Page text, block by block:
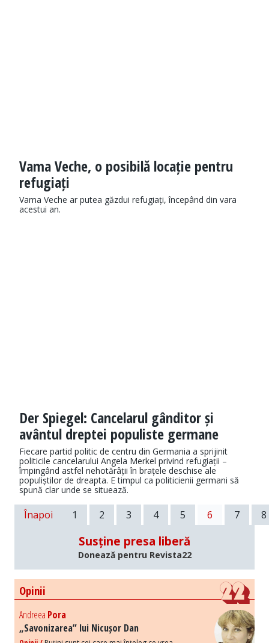
Vama Veche, o posibilă locație pentru
refugiați
Vama Veche ar putea găzdui refugiați, începând din vara
acestui an.
Der Spiegel: Cancelarul gânditor și
avântul dreptei populiste germane
Fiecare partid politic de centru din Germania a sprijinit
politicile cancelarului Angela Merkel privind refugiații –
împingând astfel nehotărâții în brațele deschise ale
populiștilor de dreapta. E timpul ca politicienii germani să
spună clar unde se situează.
Înapoi 1 2 3 4 5 6 7 8
Susține presa liberă
Donează pentru Revista22
Opinii
Andreea Pora
„Savonizarea” lui Nicușor Dan